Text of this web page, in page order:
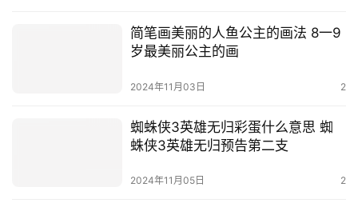
简笔画美丽的人鱼公主的画法 8一9
岁最美丽公主的画
2024年11月03日 2
蜘蛛侠3英雄无归彩蛋什么意思 蜘
蛛侠3英雄无归预告第二支
2024年11月05日 2